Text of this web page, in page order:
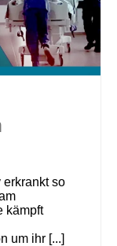
erkrankt so
kämpft
um ihr [...]